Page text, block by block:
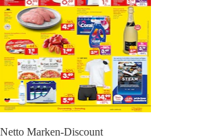
Netto Marken-Discount